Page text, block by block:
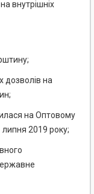
внутрішніх
дозволів на
на Оптовому
липня 2019 року;